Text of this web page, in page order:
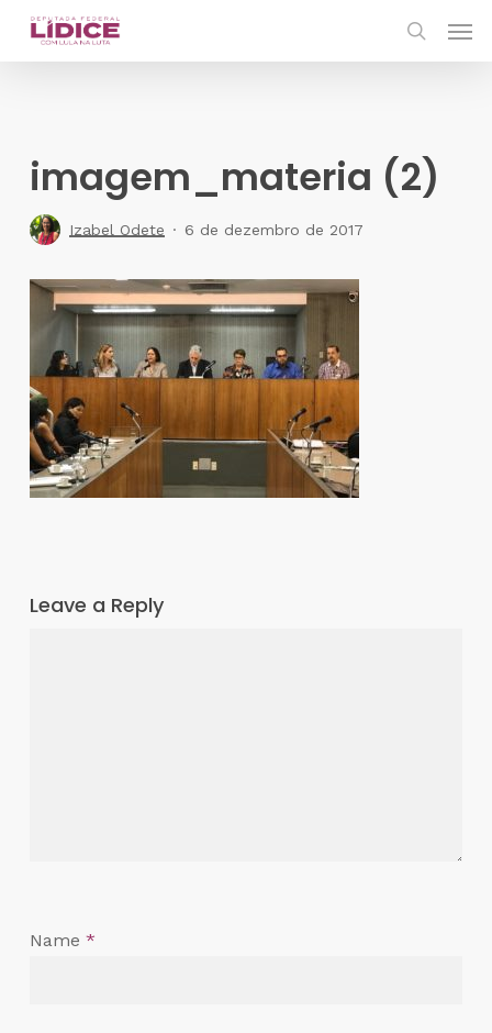
Skip
imagem_materia (2)
Izabel Odete 6 de dezembro de 2017
Leave a Reply
Name *